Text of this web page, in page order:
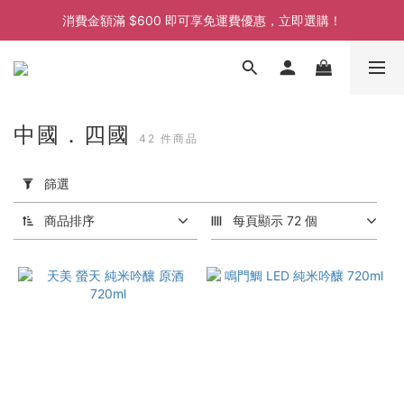
消費金額滿 $600 即可享免運費優惠，立即選購！
消費金額滿 $600 即可享免運費優惠，立即選購！
消費金額滿 $600 即可享免運費優惠，立即選購！
用
選
價格
中國．四國 42 件商品
篩選
商品排序 每頁顯示 72 個